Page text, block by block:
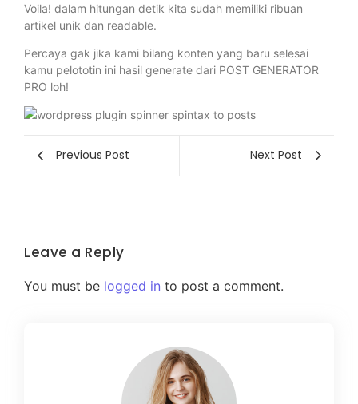
Voila! dalam hitungan detik kita sudah memiliki ribuan
artikel unik dan readable.
Percaya gak jika kami bilang konten yang baru selesai
kamu pelototin ini hasil generate dari POST GENERATOR
PRO loh!
Previous Post Next Post
Leave a Reply
You must be logged in to post a comment.